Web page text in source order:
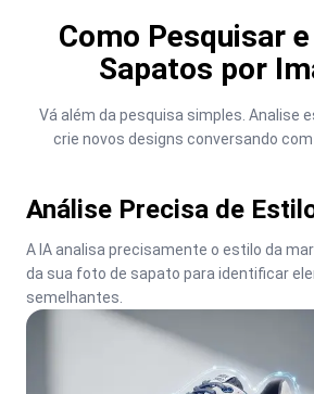
Como Pesquisar
Sapatos por
Vá além da pesquisa simples. Analise
crie novos designs conversando com
Análise Precisa de
A IA analisa precisamente o estilo da
da sua foto de sapato para identificar
semelhantes.